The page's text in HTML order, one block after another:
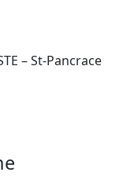
– St-Pancrace